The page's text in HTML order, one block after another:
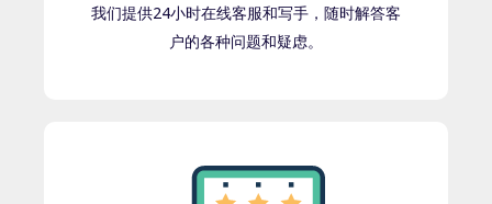
我们提供24小时在线客服和写手，随时解答客
户的各种问题和疑虑。